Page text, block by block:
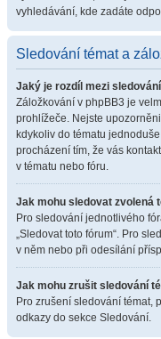
vyhledávání, kde zadáte
Sledování témat a
Jaký je rozdíl mezi
Záložkování v phpBB3 je
prohlížeče. Nejste
kdykoliv do tématu
procházení tím, že vás
v tématu nebo fóru.
Jak mohu sledovat zvolená
Pro sledování jednotlivého
„Sledovat toto fórum“. Pro
v něm nebo při odesílání
Jak mohu zrušit sledování
Pro zrušení sledování témat,
odkazy do sekce Sledování.